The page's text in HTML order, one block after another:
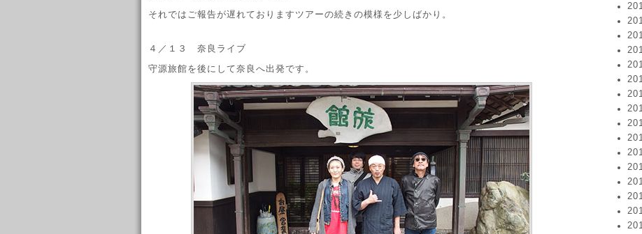
それではご報告が遅れておりますツアーの続きの模様を少しばかり。
４／１３ 奈良ライブ
守源旅館を後にして奈良へ出発です。